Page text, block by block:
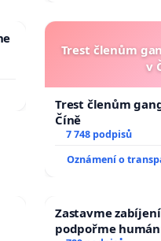
Trest členům
v
Trest členům
Číně
7 748 podpisů
Oznámení o
Zastavme
podpořme